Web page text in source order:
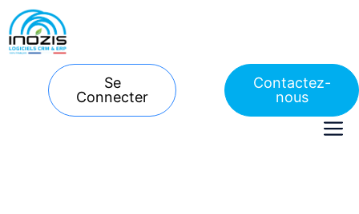
Aller
au
contenu
Se
Connecter
Contactez-
nous